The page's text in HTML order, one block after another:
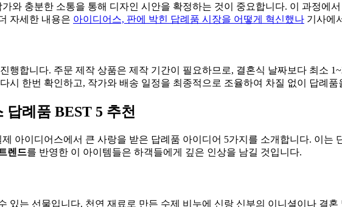
와 충분한 소통을 통해 디자인 시안을 확정하는 것이 중요합니다. 이 과정에
자세한 내용은 아이디어스, 판에 박힌 답례품 시장을 어떻게 혁신했나 기사에
행합니다. 주문 제작 상품은 제작 기간이 필요하므로, 결혼식 날짜보다 최소
시 한번 확인하고, 작가와 배송 일정을 최종적으로 조율하여 차질 없이 답례
례품 BEST 5 추천
아이디어스에서 큰 사랑을 받은 답례품 아이디어 5가지를 소개합니다. 이는
렌드를 반영한 이 아이템들은 하객들에게 깊은 인상을 남길 것입니다.
있는 선물입니다. 천연 재료로 만든 수제 비누에 신랑 신부의 이니셜이나 결